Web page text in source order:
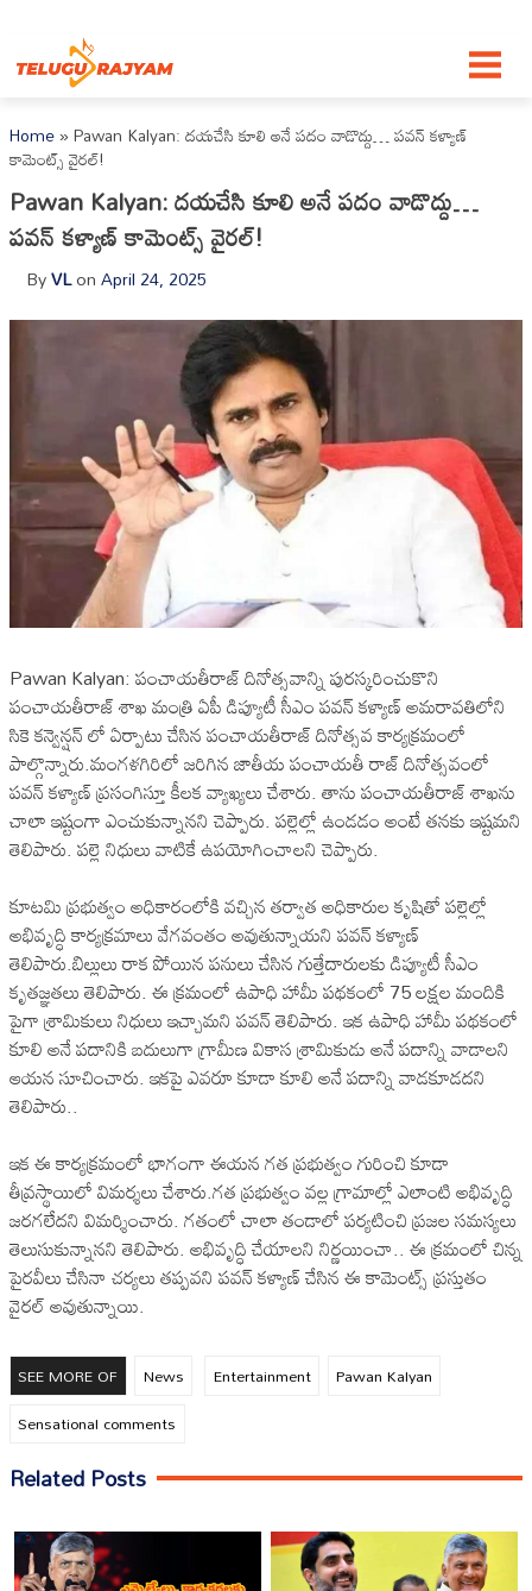
Home»Pawan Kalyan: దయచేసి కూలి అనే పదం వాడొద్దు… పవన్ కళ్యాణ్
కామెంట్స్ వైరల్!
Pawan Kalyan: దయచేసి కూలి అనే పదం వాడొద్దు…
పవన్ కళ్యాణ్ కామెంట్స్ వైరల్!
ByVLonApril 24, 2025
Pawan Kalyan: పంచాయతీరాజ్ దినోత్సవాన్ని పురస్కరించుకొని
పంచాయతీరాజ్ శాఖ మంత్రి ఏపీ డిప్యూటీ సీఎం పవన్ కళ్యాణ్ అమరావతిలోని
సికె కన్వెన్షన్ లో ఏర్పాటు చేసిన పంచాయతీరాజ్ దినోత్సవ కార్యక్రమంలో
పాల్గొన్నారు.మంగళగిరిలో జరిగిన జాతీయ పంచాయతీ రాజ్ దినోత్సవంలో
పవన్ కళ్యాణ్ ప్రసంగిస్తూ కీలక వ్యాఖ్యలు చేశారు. తాను పంచాయతీరాజ్ శాఖను
చాలా ఇష్టంగా ఎంచుకున్నానని చెప్పారు. పల్లెల్లో ఉండడం అంటే తనకు ఇష్టమని
తెలిపారు. పల్లె నిధులు వాటికే ఉపయోగించాలని చెప్పారు.
కూటమి ప్రభుత్వం అధికారంలోకి వచ్చిన తర్వాత అధికారుల కృషితో పల్లెల్లో
అభివృద్ధి కార్యక్రమాలు వేగవంతం అవుతున్నాయని పవన్ కళ్యాణ్
తెలిపారు.బిల్లులు రాక పోయిన పనులు చేసిన గుత్తేదారులకు డిప్యూటీ సీఎం
కృతజ్ఞతలు తెలిపారు. ఈ క్రమంలో ఉపాధి హామీ పథకంలో 75 లక్షల మందికి
పైగా శ్రామికులు నిధులు ఇచ్చామని పవన్ తెలిపారు. ఇక ఉపాధి హామీ పథకంలో
కూలి అనే పదానికి బదులుగా గ్రామీణ వికాస శ్రామికుడు అనే పదాన్ని వాడాలని
ఆయన సూచించారు. ఇకపై ఎవరూ కూడా కూలి అనే పదాన్ని వాడకూడదని
తెలిపారు..
ఇక ఈ కార్యక్రమంలో భాగంగా ఈయన గత ప్రభుత్వం గురించి కూడా
తీవ్రస్థాయిలో విమర్శలు చేశారు.గత ప్రభుత్వం వల్ల గ్రామాల్లో ఎలాంటి అభివృద్ధి
జరగలేదని విమర్శించారు. గతంలో చాలా తండాలో పర్యటించి ప్రజల సమస్యలు
తెలుసుకున్నానని తెలిపారు. అభివృద్ధి చేయాలని నిర్ణయించా.. ఈ క్రమంలో చిన్న
పైరవీలు చేసినా చర్యలు తప్పవని పవన్ కళ్యాణ్ చేసిన ఈ కామెంట్స్ ప్రస్తుతం
వైరల్ అవుతున్నాయి.
SEE MORE OF News Entertainment
Pawan Kalyan
Sensational comments
Related Posts